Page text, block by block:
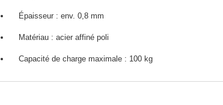
Épaisseur : env. 0,8 mm
Matériau : acier affiné poli
Capacité de charge maximale : 100 kg